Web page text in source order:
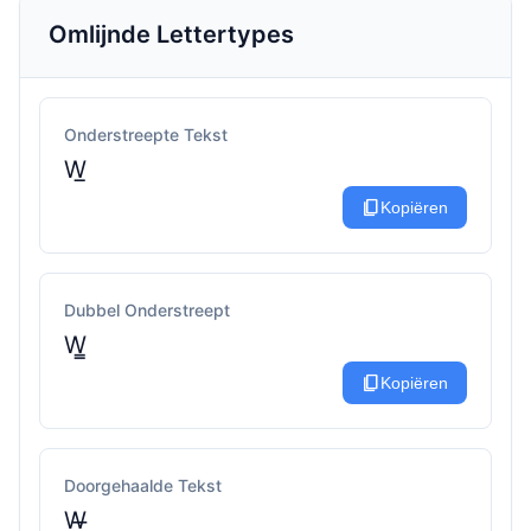
Omlijnde Lettertypes
Onderstreepte Tekst
W̲
content_copyKopiëren
Dubbel Onderstreept
W̳
content_copyKopiëren
Doorgehaalde Tekst
W̶